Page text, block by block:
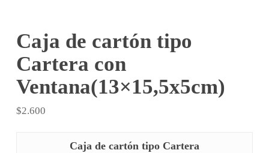
Caja de cartón tipo
Cartera con
Ventana(13×15,5x5cm)
$2.600
Caja de cartón tipo Cartera